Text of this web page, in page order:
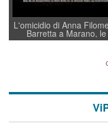
L'omicidio di Anna
Barretta a Marano, le
indagini dei carabinieri
quelle di... Barbara